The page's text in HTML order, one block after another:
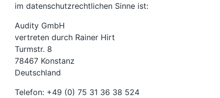
im datenschutzrechtlichen Sinne ist:
Audity GmbH
vertreten durch Rainer Hirt
Turmstr. 8
78467 Konstanz
Deutschland
Telefon: +49 (0) 75 31 36 38 524